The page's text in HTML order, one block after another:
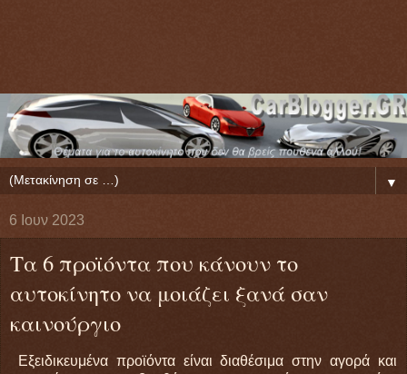
▼
6 Ιουν 2023
Τα 6 προϊόντα που κάνουν το
αυτοκίνητο να μοιάζει ξανά σαν
καινούργιο
Εξειδικευμένα προϊόντα είναι διαθέσιμα στην αγορά και